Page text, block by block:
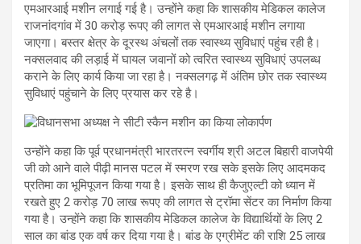
एमआरआई मशीन लगाई गई है। उन्होंने कहा कि शासकीय मेडिकल कालेज
राजनांदगांव में 30 करोड़ रूपए की लागत से एमआरआई मशीन लगाया
जाएगा। बस्तर क्षेत्र के दूरस्थ अंचलों तक स्वास्थ्य सुविधाएं पहुंच रही है।
नक्सलवाद की लड़ाई में घायल जवानों को त्वरित स्वास्थ्य सुविधाएं उपलब्ध
कराने के लिए कार्य किया जा रहा है। नक्सलगढ़ में अंतिम छोर तक स्वास्थ्य
सुविधाएं पहुंचाने के लिए प्रयास कर रहे है।
उन्होंने कहा कि पूर्व प्रधानमंत्री भारतरत्न स्वर्गीय श्री अटल बिहारी वाजपेयी
जी को आने वाले पीढ़ी मानस पटल में स्मरण रख सके इसके लिए आदमकद
प्रतिमा का भूमिपूजन किया गया है। इसके साथ ही कैजुएल्टी को ध्यान में
रखते हुए 2 करोड़ 70 लाख रूपए की लागत से ट्रॉमा सेंटर का निर्माण किया
गया है। उन्होंने कहा कि शासकीय मेडिकल कालेज के विद्यार्थियों के लिए 2
साल का बांड एक वर्ष कर दिया गया है। बांड के एग्रीमेंट की राशि 25 लाख